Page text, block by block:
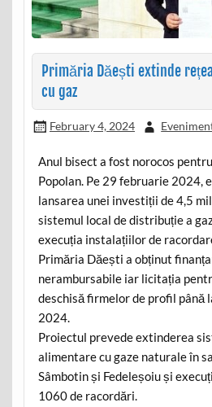
Primăria Dăești extinde
cu gaz
February 4, 2024
Anul bisect a fost norocos
Popolan. Pe 29 februarie 2024,
lansarea unei investiții de 4,5
sistemul local de distribuție a
execuția instalațiilor de
Primăria Dăești a obținut
nerambursabile iar licitația
deschisă firmelor de profil până
2024.
Proiectul prevede extinderea
alimentare cu gaze naturale în
Sâmbotin și Fedeleșoiu și
1060 de racordări.